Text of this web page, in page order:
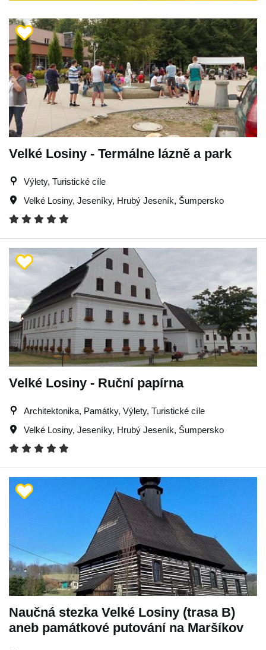
Velké Losiny - Termálne lázně a park
Výlety, Turistické cíle
Velké Losiny, Jeseníky, Hrubý Jeseník, Šumpersko
Velké Losiny - Ruční papírna
Architektonika, Památky, Výlety, Turistické cíle
Velké Losiny, Jeseníky, Hrubý Jeseník, Šumpersko
Naučná stezka Velké Losiny (trasa B)
aneb památkové putování na Maršíkov